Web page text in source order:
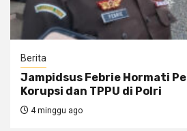
Berita
Jampidsus Febrie Hormati
Korupsi dan TPPU di Polri
4 minggu ago